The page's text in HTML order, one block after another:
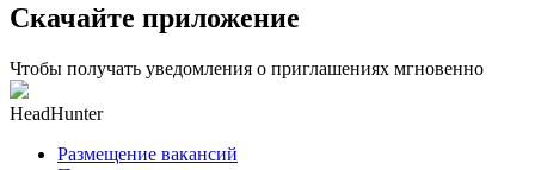
Скачайте приложение
Чтобы получать уведомления о приглашениях мгновенно
HeadHunter
Размещение вакансий